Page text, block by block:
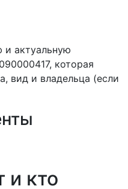
актуальную
которая
вид и владельца (если
и кто